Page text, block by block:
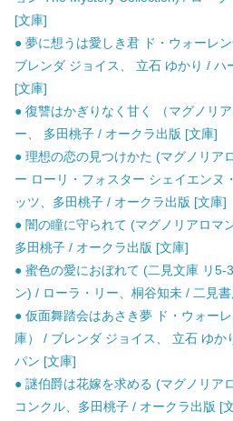
[文庫]
● 夢に想うは愛しき君 ド・ウォーレ
ブレンダ ジョイス、 立石 ゆかり / ハ
[文庫]
● 復讐はかぎりなく甘く （マグノリ
ー、 多田桃子 / オークラ出版 [文庫]
● 理想の恋の見つけかた (マグノリア
ー ローリ・フォスター シェイエンヌ
ッツ、多田桃子 / オークラ出版 [文庫]
● 闇の瞳に守られて (マグノリアロマ
多田桃子 / オークラ出版 [文庫]
● 蜜色の愛におぼれて (二見文庫 リ5-
ン) / ローラ・リー、桐谷知未 / 二見
● 仮面舞踏会はあさき夢 ド・ウォー
庫） / ブレンダ ジョイス、 立石 ゆか
パン [文庫]
● 謎伯爵は花嫁を求める (マグノリア
コンクル、多田桃子 / オークラ出版 [